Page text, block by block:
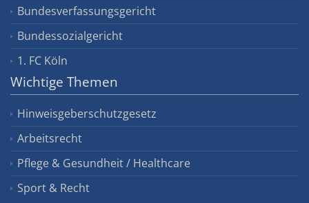
Bundesverfassungsgericht
Bundessozialgericht
1. FC Köln
Wichtige Themen
Hinweisgeberschutzgesetz
Arbeitsrecht
Pflege & Gesundheit / Healthcare
Sport & Recht